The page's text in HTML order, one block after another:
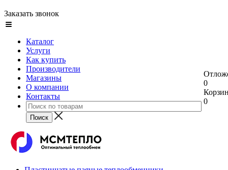
Заказать звонок
Каталог
Услуги
Как купить
Производители
Магазины
О компании
Контакты
0
0